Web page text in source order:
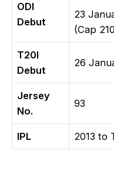
ODI
Debut
23
(Cap
T20I
Debut
26
Jersey
No.
93
IPL 2013 to